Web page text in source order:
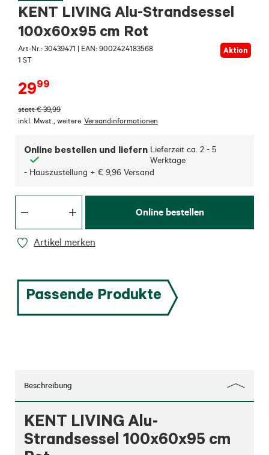
KENT LIVING Alu-Strandsessel
100x60x95 cm Rot
Art-Nr.: 30439471 | EAN: 9002424183568
1 ST
Aktion
2999
statt€39,99
inkl. Mwst.
weitere Versandinformationen
Online bestellen und liefern Lieferzeit ca. 2 - 5
Werktage
- Hauszustellung + € 9,96 Versand
Online bestellen
Artikel merken
Passende Produkte
Beschreibung
KENT LIVING Alu-
Strandsessel 100x60x95 cm